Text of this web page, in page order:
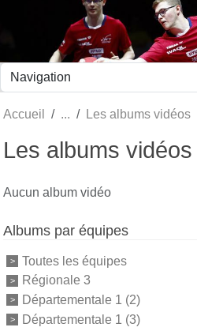
Accueil Les albums vidéos
Les albums vidéos
Aucun album vidéo
Albums par équipes
Toutes les équipes
Régionale 3
Départementale 1 (2)
Départementale 1 (3)
Panneau de gestion des cookies